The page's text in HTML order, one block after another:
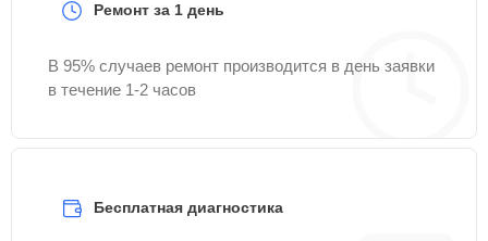
Ремонт за 1 день
В 95% случаев ремонт производится в день заявки
в течение 1-2 часов
Бесплатная диагностика